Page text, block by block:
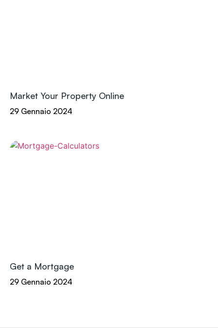
Market Your Property Online
29 Gennaio 2024
Get a Mortgage
29 Gennaio 2024